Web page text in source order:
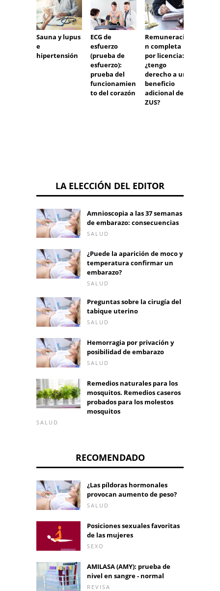
Sauna y lupus
e
hipertensión
ECG de
esfuerzo
(prueba de
esfuerzo):
prueba del
funcionamien
to del corazón
Remuneració
n completa
por licencia:
¿tengo
derecho a un
beneficio
adicional de
ZUS?
LA ELECCIÓN DEL EDITOR
Amnioscopia a las 37 semanas
de embarazo: consecuencias
SALUD
¿Puede la aparición de moco y
temperatura confirmar un
embarazo?
SALUD
Preguntas sobre la cirugía del
tabique uterino
SALUD
Hemorragia por privación y
posibilidad de embarazo
SALUD
Remedios naturales para los
mosquitos. Remedios caseros
probados para los molestos
mosquitos
SALUD
RECOMENDADO
¿Las píldoras hormonales
provocan aumento de peso?
SALUD
Posiciones sexuales favoritas
de las mujeres
SEXO
AMILASA (AMY): prueba de
nivel en sangre - normal
REVISA